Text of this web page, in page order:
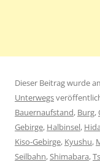
Dieser Beitrag wurde
Unterwegs
Bauernaufstand, Burg,
Gebirge, Halbinsel,
Kiso-Gebirge, Kyushu,
Seilbahn,Shimabara,